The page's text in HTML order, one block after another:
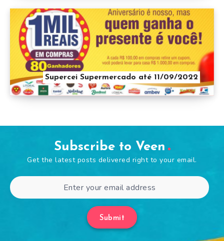
Supercei Supermercado até 11/09/2022
Subscribe to Veen
Get the latest posts delivered right to your email.
Submit